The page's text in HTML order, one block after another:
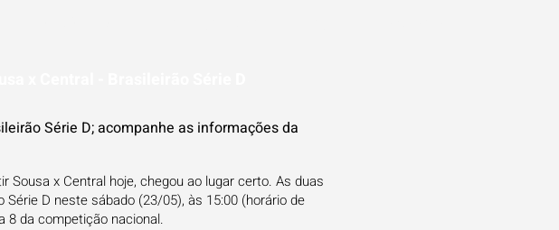
Série D; acompanhe as informações da
Sousa x Central hoje, chegou ao lugar certo. As duas
D neste sábado (23/05), às 15:00 (horário de
8 da competição nacional.